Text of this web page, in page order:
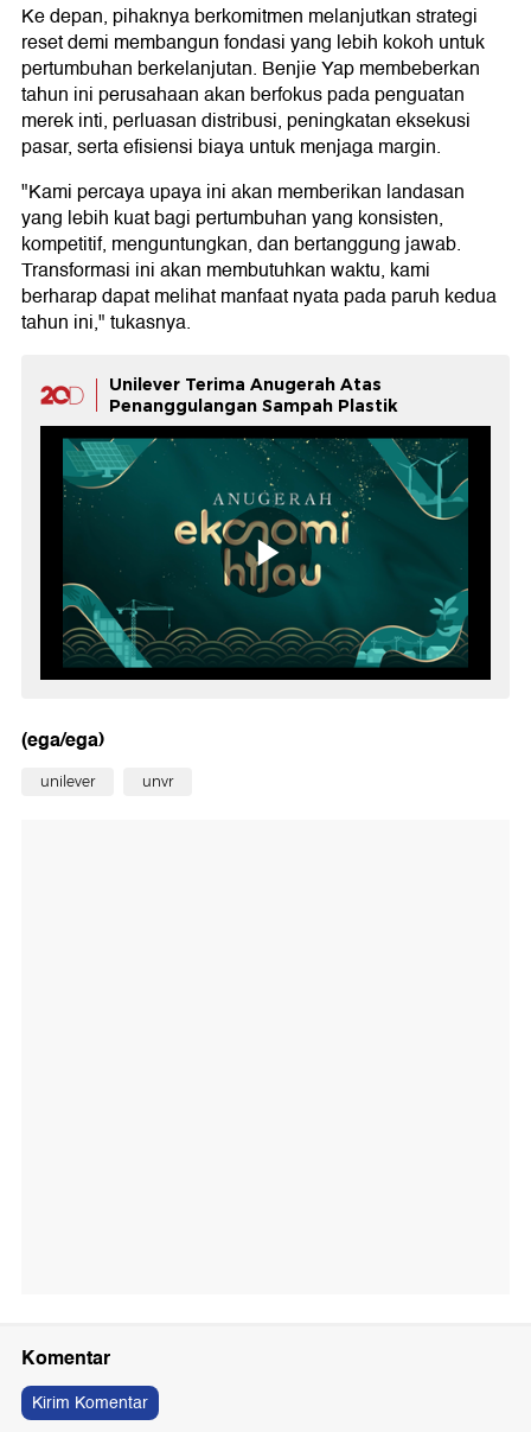
Ke depan, pihaknya berkomitmen melanjutkan strategi
reset demi membangun fondasi yang lebih kokoh untuk
pertumbuhan berkelanjutan. Benjie Yap membeberkan
tahun ini perusahaan akan berfokus pada penguatan
merek inti, perluasan distribusi, peningkatan eksekusi
pasar, serta efisiensi biaya untuk menjaga margin.
"Kami percaya upaya ini akan memberikan landasan
yang lebih kuat bagi pertumbuhan yang konsisten,
kompetitif, menguntungkan, dan bertanggung jawab.
Transformasi ini akan membutuhkan waktu, kami
berharap dapat melihat manfaat nyata pada paruh kedua
tahun ini," tukasnya.
Unilever Terima Anugerah Atas
Penanggulangan Sampah Plastik
(ega/ega)
unilever unvr
Komentar
Kirim Komentar